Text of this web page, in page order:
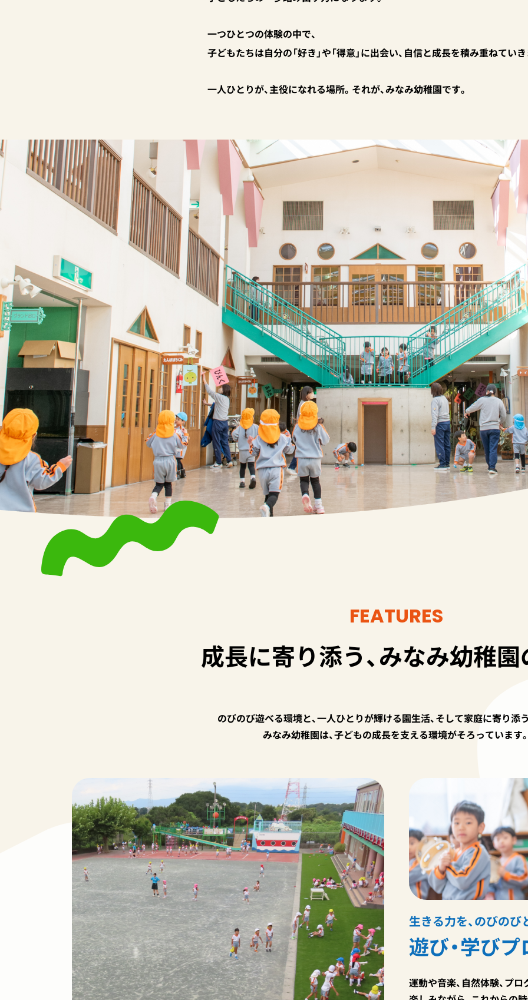
一つひとつの体験の中で、
子どもたちは自分の「好き」や「得意」に出会い、自信と成長を積み重ねてい
一人ひとりが、主役になれる場所。それが、みなみ幼稚園です。
FEATURES
成長に寄り添う、みなみ幼稚
のびのび遊べる環境と、一人ひとりが輝ける園生活、そして家庭に寄り添
みなみ幼稚園は、子どもの成長を支える環境がそろっています
生きる力を、のびのび
遊び・学び
運動や音楽、自然体験、プ